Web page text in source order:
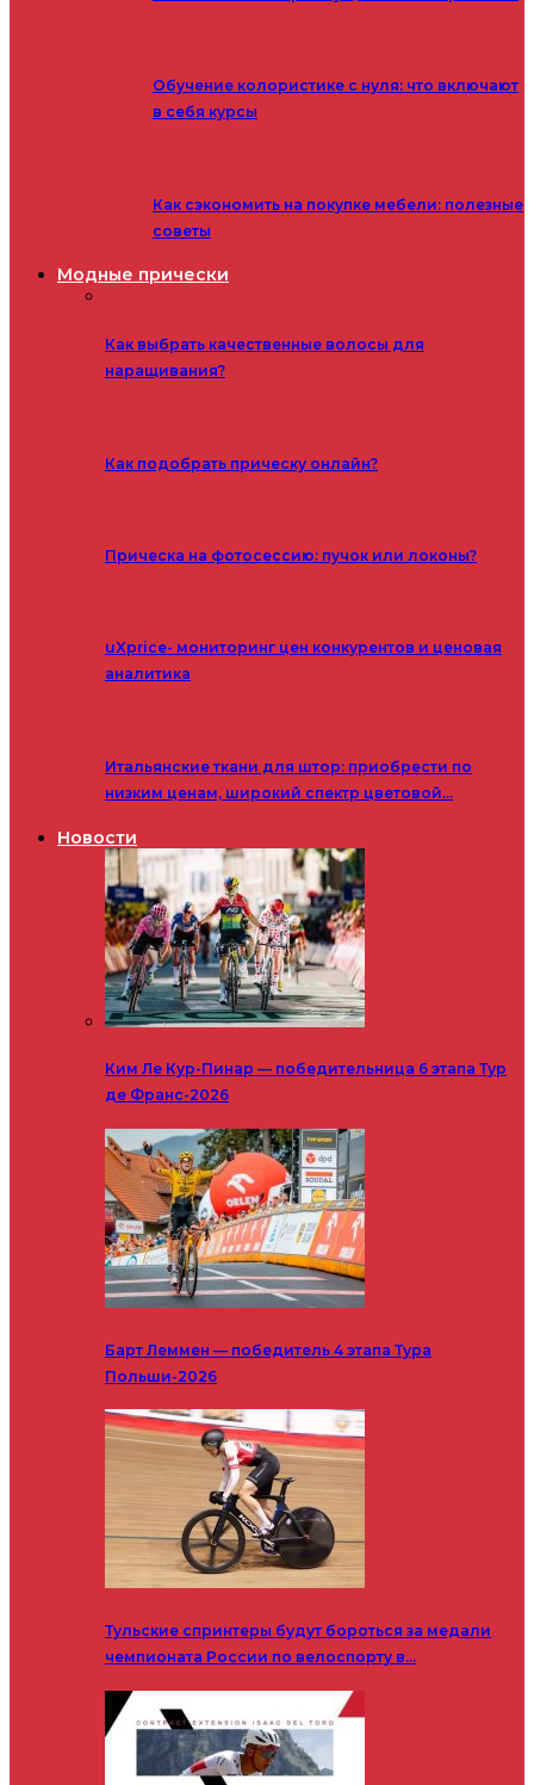
Обучение колористике с нуля: что включают
в себя курсы
Как сэкономить на покупке мебели: полезные
советы
Модные прически
Как выбрать качественные волосы для
наращивания?
Как подобрать прическу онлайн?
Прическа на фотосессию: пучок или локоны?
uXprice- мониторинг цен конкурентов и ценовая
аналитика
Итальянские ткани для штор: приобрести по
низким ценам, широкий спектр цветовой…
Новости
Ким Ле Кур-Пинар — победительница 6 этапа Тур
де Франс-2026
Барт Леммен — победитель 4 этапа Тура
Польши-2026
Тульские спринтеры будут бороться за медали
чемпионата России по велоспорту в…